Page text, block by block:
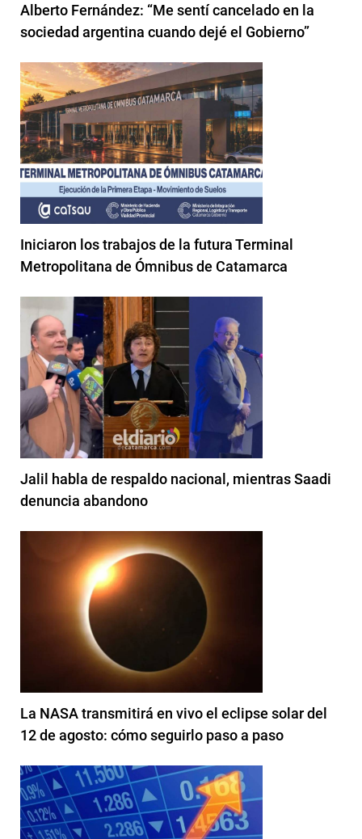
Alberto Fernández: “Me sentí cancelado en la
sociedad argentina cuando dejé el Gobierno”
Iniciaron los trabajos de la futura Terminal
Metropolitana de Ómnibus de Catamarca
Jalil habla de respaldo nacional, mientras Saadi
denuncia abandono
La NASA transmitirá en vivo el eclipse solar del
12 de agosto: cómo seguirlo paso a paso